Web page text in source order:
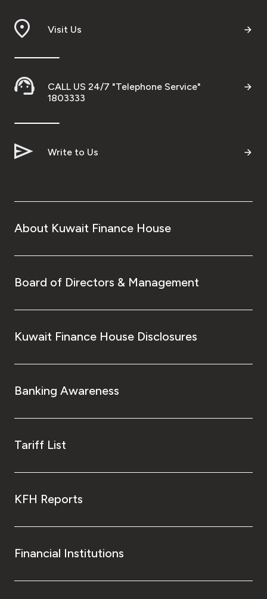
Visit Us
CALL US 24/7 "Telephone Service"
1803333
Write to Us
About Kuwait Finance House
Board of Directors & Management
Kuwait Finance House Disclosures
Banking Awareness
Tariff List
KFH Reports
Financial Institutions